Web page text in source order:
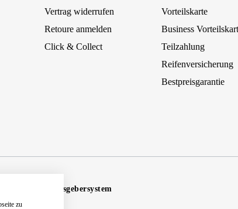
Vertrag widerrufen
Retoure anmelden
Click & Collect
Vorteilskarte
Business
Teilzahlung
Reifenversicherung
Bestpreisgarantie
Hinweisgebersystem
zu